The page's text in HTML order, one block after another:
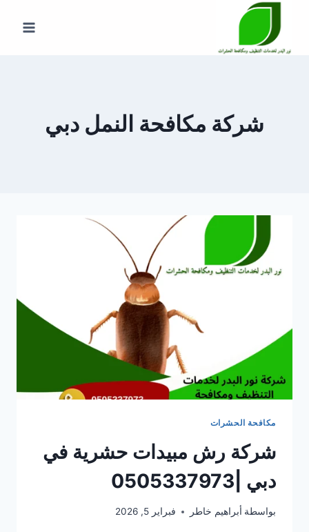
المحتوى
شركة مكافحة النمل دبي
مكافحة الحشرات
شركة رش مبيدات حشرية في
دبي |0505337973
بواسطة أبراهيم خاطر فبراير 5, 2026